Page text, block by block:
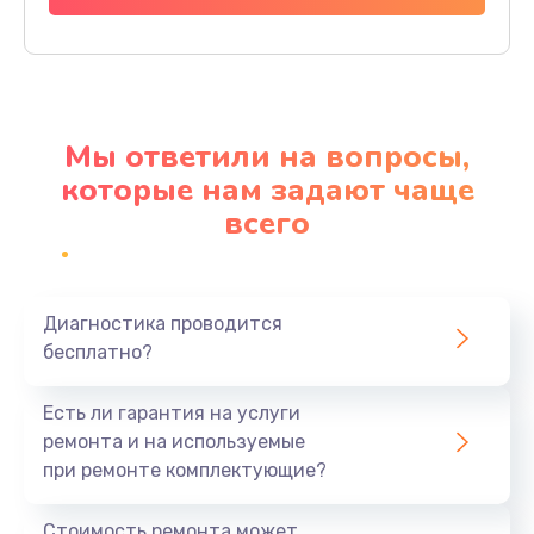
Заказать
Профилактическая чистка
Заказать
1440 руб.
Мы ответили на вопросы,
которые нам задают чаще
всего
Диагностика проводится
бесплатно?
Есть ли гарантия на услуги
ремонта и на используемые
при ремонте комплектующие?